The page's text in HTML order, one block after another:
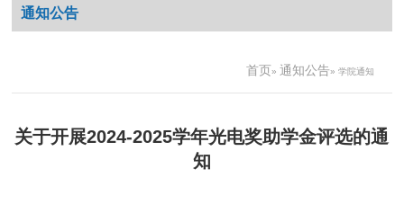
通知公告
首页» 通知公告» 学院通知
关于开展2024-2025学年光电奖助学金评选的通
知